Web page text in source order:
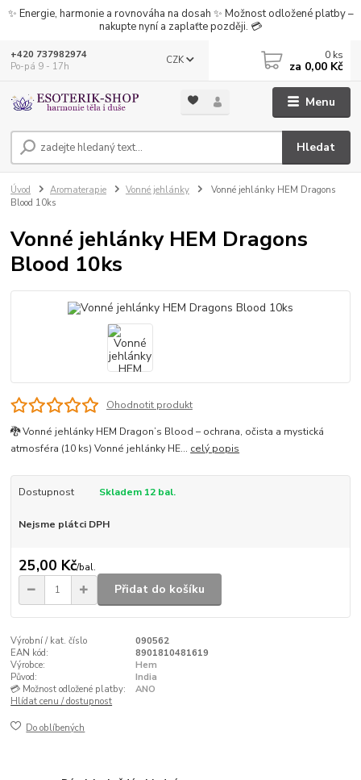
✨ Energie, harmonie a rovnováha na dosah ✨ Možnost odložené platby –
nakupte nyní a zaplaťte později. 💳
Menu
CZK
Hledat
+420 737982974
Po-pá 9 - 17h
0 ks
za 0,00 Kč
Úvod Aromaterapie Vonné jehlánky
Vonné jehlánky HEM Dragons
Blood 10ks
Vonné jehlánky HEM Dragons
Blood 10ks
Ohodnotit produkt
🐉 Vonné jehlánky HEM Dragon’s Blood – ochrana, očista a mystická
atmosféra (10 ks) Vonné jehlánky HE... celý popis
Dostupnost Skladem 12 bal.
Nejsme plátci DPH
25,00 Kč/bal.
Přidat do košíku
Výrobní / kat. číslo
090562
EAN kód:
8901810481619
Výrobce:
Hem
Původ:
India
💳 Možnost odložené platby:
ANO
Hlídat cenu / dostupnost
Do oblíbených